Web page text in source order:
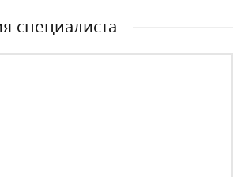
специалиста